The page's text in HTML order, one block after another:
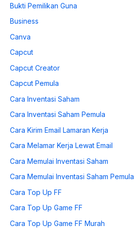
Bukti Pemilikan Guna
Business
Canva
Capcut
Capcut Creator
Capcut Pemula
Cara Inventasi Saham
Cara Inventasi Saham Pemula
Cara Kirim Email Lamaran Kerja
Cara Melamar Kerja Lewat Email
Cara Memulai Inventasi Saham
Cara Memulai Inventasi Saham Pemula
Cara Top Up FF
Cara Top Up Game FF
Cara Top Up Game FF Murah